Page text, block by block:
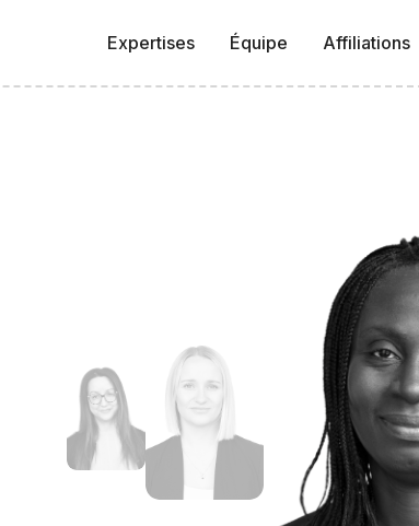
Expertises Équipe Affiliations